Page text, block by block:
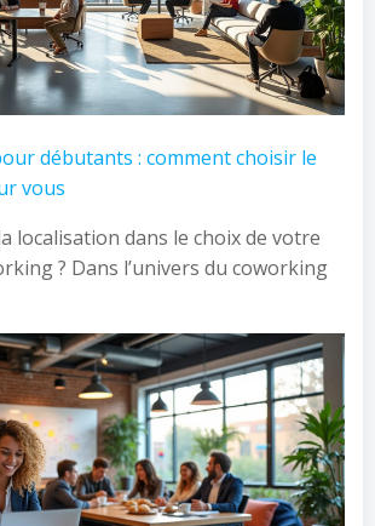
débutants : comment choisir le
vous
localisation dans le choix de votre
? Dans l’univers du coworking